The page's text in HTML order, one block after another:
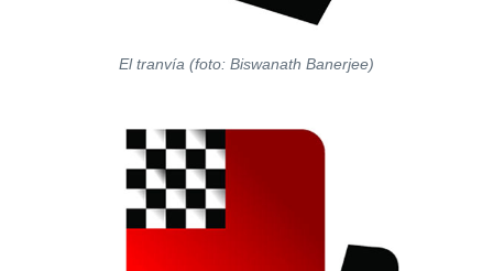
El tranvía (foto: Biswanath Banerjee)